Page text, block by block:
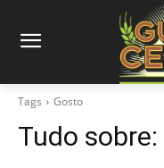
Tags Gosto
Tudo sobre: